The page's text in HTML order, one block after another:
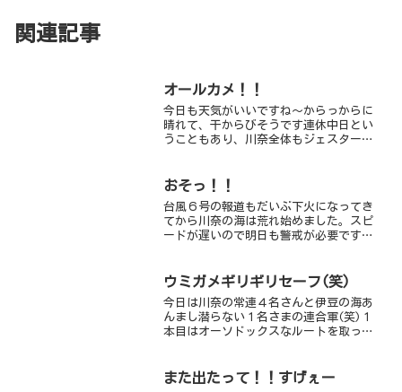
関連記事
オールカメ！！
今日も天気がいいですね～からっからに
晴れて、干からびそうです連休中日とい
うこともあり、川奈全体もジェスターも
ですダイビング前半、さっそくはっけ～
おそっ！！
台風６号の報道もだいぶ下火になってき
てから川奈の海は荒れ始めました。スピ
ードが遅いので明日も警戒が必要です。
っしゃる方も必ずご一報頂き、海況確認
ウミガメギリギリセーフ(笑)
今日は川奈の常連４名さんと伊豆の海あ
んまし潜らない１名さまの連合軍(笑)１
本目はオーソドックスなルートを取って
物、伊豆の代表生物を織り交ぜてご案内
また出たって！！すげぇー